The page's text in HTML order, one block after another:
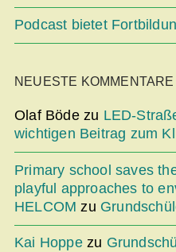
Podcast bietet
NEUESTE KOMMENTARE
Olaf Bödezu LED-
wichtigen Beitrag zum
Primary school saves
playful approaches to
HELCOM zu
Kai Hoppezu